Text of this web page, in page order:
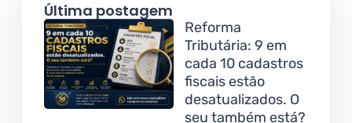
Última postagem
Reforma
Tributária: 9 em
cada 10 cadastros
fiscais estão
desatualizados. O
seu também está?